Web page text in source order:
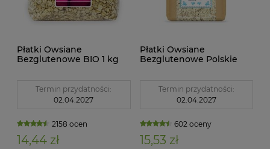
Płatki Owsiane
Bezglutenowe BIO 1 kg
Termin przydatności:
02.04.2027
2158 ocen
14,44 zł
Płatki Owsiane
Bezglutenowe Polskie
Termin przydatności:
02.04.2027
602 oceny
15,53 zł